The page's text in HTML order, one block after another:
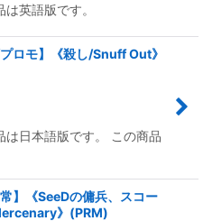
英語版です。
ロモ】《殺し/Snuff Out》
は日本語版です。 この商品
】《SeeDの傭兵、スコー
》(PRM)